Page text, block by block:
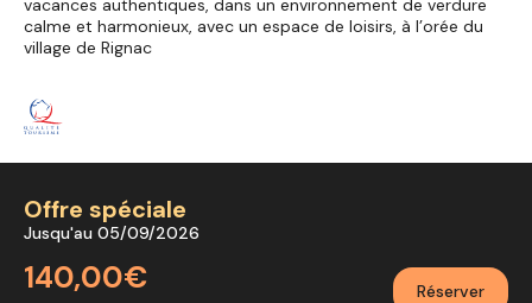
vacances authentiques, dans un environnement de verdure
calme et harmonieux, avec un espace de loisirs, à l’orée du
village de Rignac
Offre spéciale
Jusqu'au 05/09/2026
140,00€ Réserver